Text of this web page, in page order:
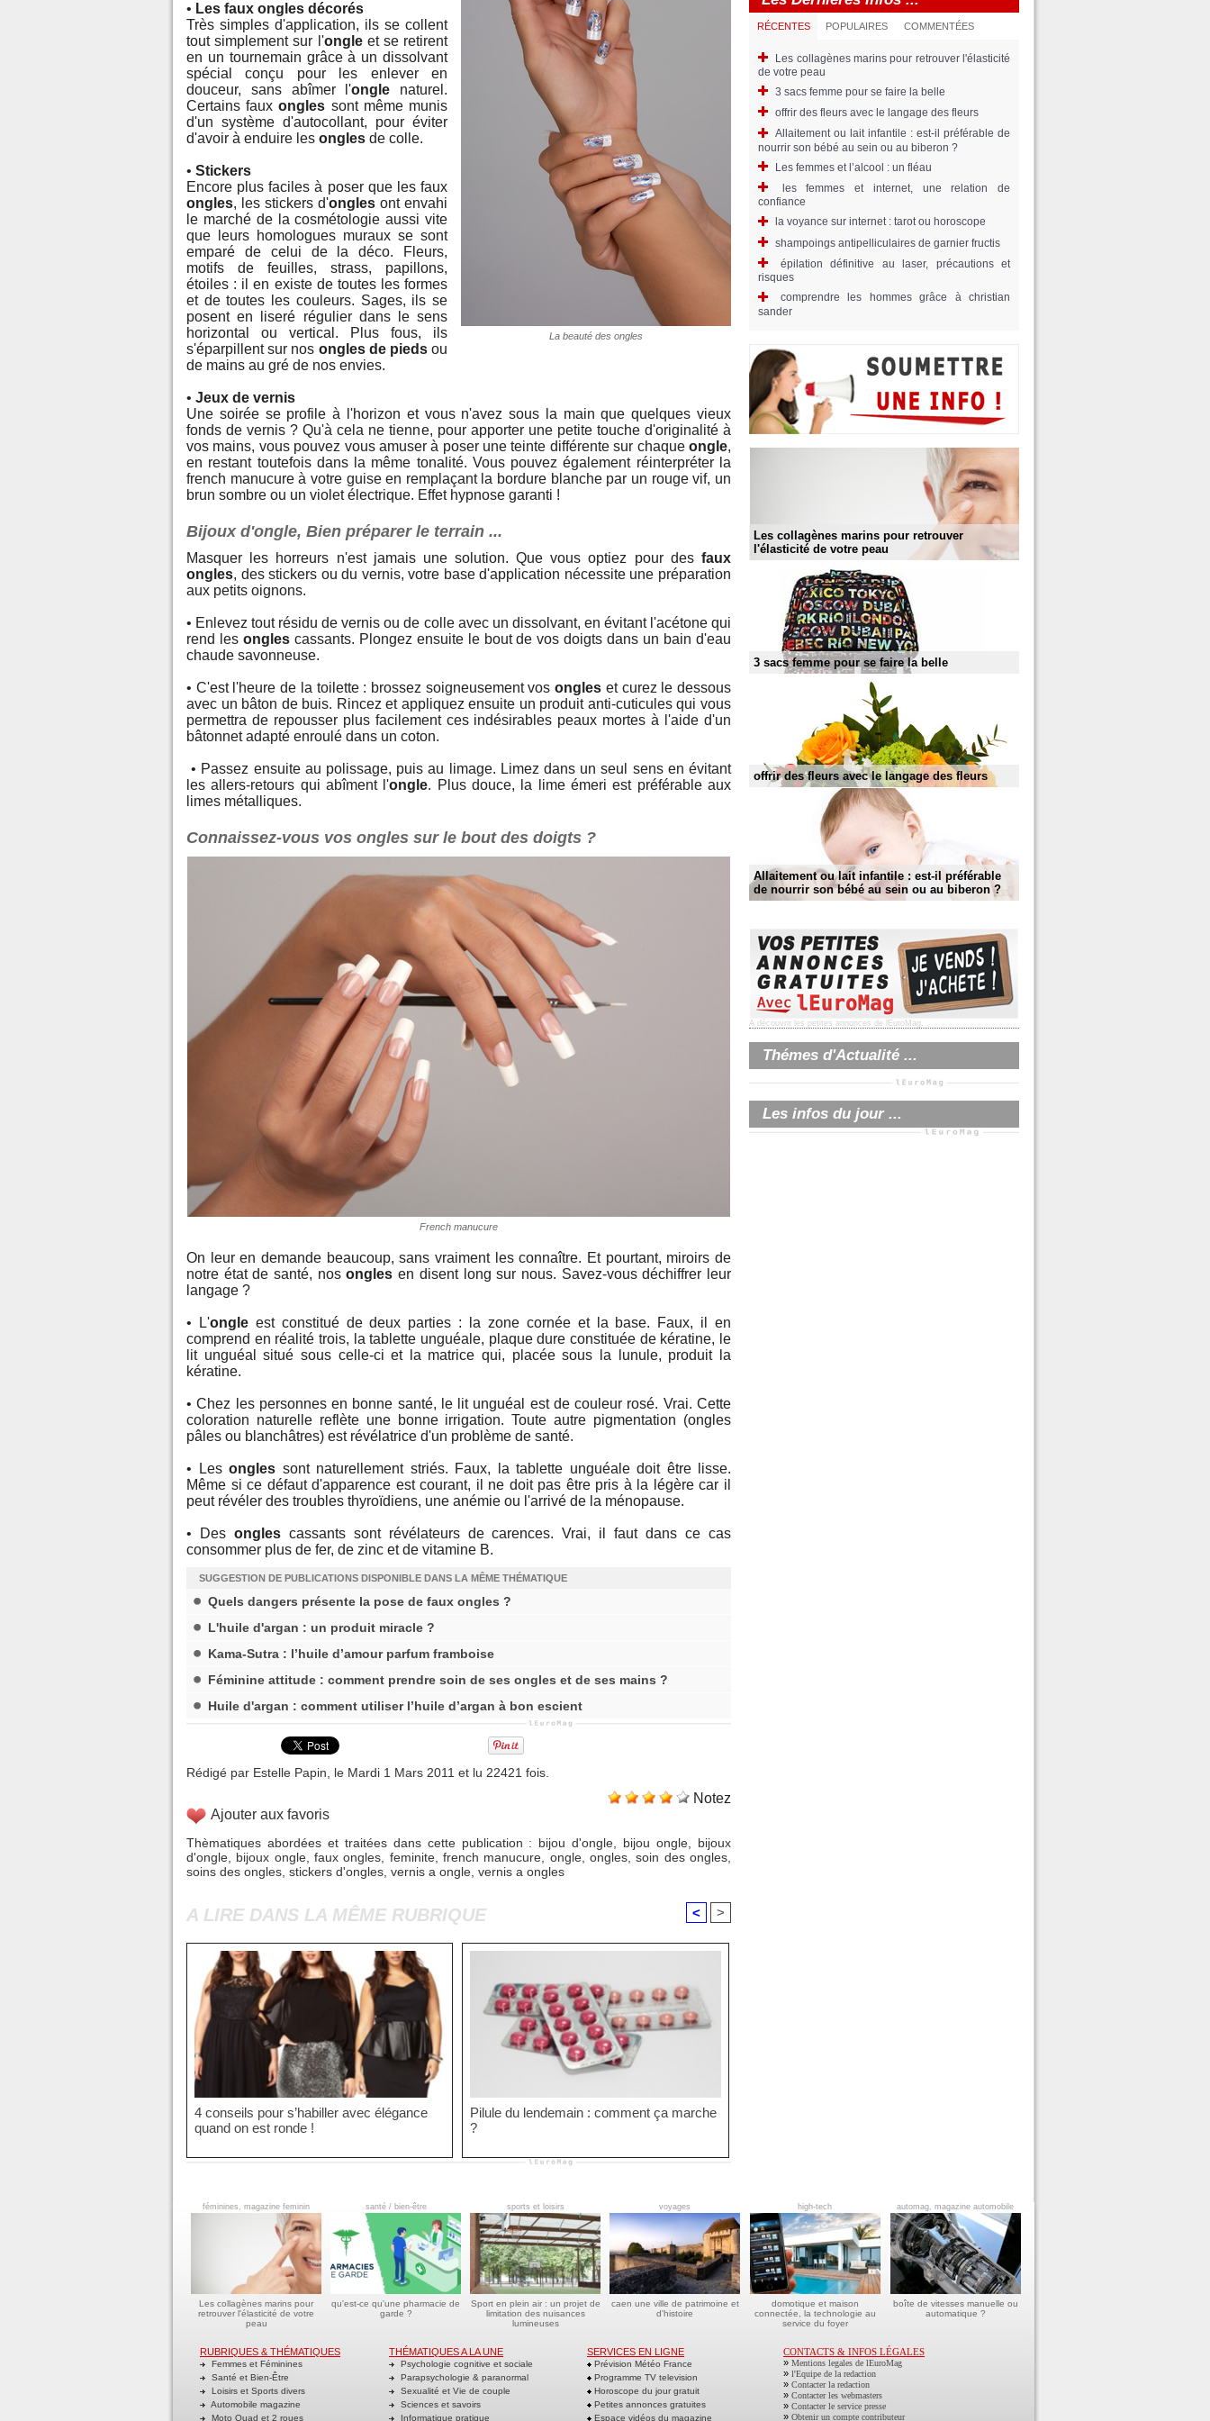
La beauté des ongles
• Les faux ongles décorés
Très simples d'application, ils se collent
tout simplement sur l'ongleet se retirent
en un tournemain grâce à un dissolvant
spécial conçu pour les enlever en
douceur, sans abîmer l'ongle naturel.
Certains fauxongles sont même munis
d'un système d'autocollant, pour éviter
d'avoir à enduire les ongles de colle.
• Stickers
Encore plus faciles à poser que les faux
ongles, les stickers d'ongles ont envahi
le marché de la cosmétologie aussi vite
que leurs homologues muraux se sont
emparé de celui de la déco. Fleurs,
motifs de feuilles, strass, papillons,
étoiles : il en existe de toutes les formes
et de toutes les couleurs. Sages, ils se
posent en liseré régulier dans le sens
horizontal ou vertical. Plus fous, ils
s'éparpillent sur nos ongles de piedsou
de mains au gré de nos envies.
• Jeux de vernis
Une soirée se profile à l'horizon et vous n'avez sous la main que quelques vieux
fonds de vernis ? Qu'à cela ne tienne, pour apporter une petite touche d'originalité à
vos mains, vous pouvez vous amuser à poser une teinte différente sur chaque ongle,
en restant toutefois dans la même tonalité. Vous pouvez également réinterpréter la
french manucure à votre guise en remplaçant la bordure blanche par un rouge vif, un
brun sombre ou un violet électrique. Effet hypnose garanti !
Bijoux d'ongle, Bien préparer le terrain ...
Masquer les horreurs n'est jamais une solution. Que vous optiez pour des faux
ongles, des stickers ou du vernis, votre base d'application nécessite une préparation
aux petits oignons.
• Enlevez tout résidu de vernis ou de colle avec un dissolvant, en évitant l'acétone qui
rend les onglescassants. Plongez ensuite le bout de vos doigts dans un bain d'eau
chaude savonneuse.
• C'est l'heure de la toilette : brossez soigneusement vosongles et curez le dessous
avec un bâton de buis. Rincez et appliquez ensuite un produit anti-cuticules qui vous
permettra de repousser plus facilement ces indésirables peaux mortes à l'aide d'un
bâtonnet adapté enroulé dans un coton.
• Passez ensuite au polissage, puis au limage. Limez dans un seul sens en évitant
les allers-retours qui abîment l'ongle. Plus douce, la lime émeri est préférable aux
limes métalliques.
Connaissez-vous vos ongles sur le bout des doigts ?
French manucure
On leur en demande beaucoup, sans vraiment les connaître. Et pourtant, miroirs de
notre état de santé, nosongles en disent long sur nous. Savez-vous déchiffrer leur
langage ?
• L'ongleest constitué de deux parties : la zone cornée et la base. Faux, il en
comprend en réalité trois, la tablette unguéale, plaque dure constituée de kératine, le
lit unguéal situé sous celle-ci et la matrice qui, placée sous la lunule, produit la
kératine.
• Chez les personnes en bonne santé, le lit unguéal est de couleur rosé. Vrai. Cette
coloration naturelle reflète une bonne irrigation. Toute autre pigmentation (ongles
pâles ou blanchâtres) est révélatrice d'un problème de santé.
• Les ongles sont naturellement striés. Faux, la tablette unguéale doit être lisse.
Même si ce défaut d'apparence est courant, il ne doit pas être pris à la légère car il
peut révéler des troubles thyroïdiens, une anémie ou l'arrivé de la ménopause.
• Des onglescassants sont révélateurs de carences. Vrai, il faut dans ce cas
consommer plus de fer, de zinc et de vitamine B.
SUGGESTION DE PUBLICATIONS DISPONIBLE DANS LA MÊME THÉMATIQUE
Quels dangers présente la pose de faux ongles ?
L'huile d'argan : un produit miracle ?
Kama-Sutra : l’huile d’amour parfum framboise
Féminine attitude : comment prendre soin de ses ongles et de ses mains ?
Huile d'argan : comment utiliser l’huile d’argan à bon escient
Rédigé par Estelle Papin, le Mardi 1 Mars 2011 et lu 22421 fois.
Notez
Ajouter aux favoris
Thèmatiques abordées et traitées dans cette publication : bijou d'ongle, bijou ongle, bijoux
d'ongle, bijoux ongle,faux ongles, feminite,french manucure, ongle,ongles,soin des ongles,
soins des ongles, stickers d'ongles, vernis a ongle, vernis a ongles
A LIRE DANS LA MÊME RUBRIQUE < >
4 conseils pour s’habiller avec élégance
quand on est ronde !
Pilule du lendemain : comment ça marche
?
RÉCENTES POPULAIRES COMMENTÉES
Les collagènes marins pour retrouver l'élasticité
de votre peau
3 sacs femme pour se faire la belle
offrir des fleurs avec le langage des fleurs
Allaitement ou lait infantile : est-il préférable de
nourrir son bébé au sein ou au biberon ?
Les femmes et l’alcool : un fléau
les femmes et internet, une relation de
confiance
la voyance sur internet : tarot ou horoscope
shampoings antipelliculaires de garnier fructis
épilation définitive au laser, précautions et
risques
comprendre les hommes grâce à christian
sander
Les collagènes marins pour retrouver
l'élasticité de votre peau
3 sacs femme pour se faire la belle
offrir des fleurs avec le langage des fleurs
Allaitement ou lait infantile : est-il préférable
de nourrir son bébé au sein ou au biberon ?
A découvrir les petites annonces de lEuroMag.
Thémes d'Actualité ...
Les infos du jour ...
féminines, magazine feminin
Les collagènes marins pour
retrouver l'élasticité de votre
peau
santé / bien-être
qu'est-ce qu'une pharmacie de
garde ?
sports et loisirs
Sport en plein air : un projet de
limitation des nuisances
lumineuses
voyages
caen une ville de patrimoine et
d'histoire
high-tech
domotique et maison
connectée, la technologie au
service du foyer
automag, magazine automobile
boîte de vitesses manuelle ou
automatique ?
RUBRIQUES & THÉMATIQUES
Femmes et Féminines
Santé et Bien-Être
Loisirs et Sports divers
Automobile magazine
Moto Quad et 2 roues
THÉMATIQUES A LA UNE
Psychologie cognitive et sociale
Parapsychologie & paranormal
Sexualité et Vie de couple
Sciences et savoirs
Informatique pratique
SERVICES EN LIGNE
Prévision Météo France
Programme TV television
Horoscope du jour gratuit
Petites annonces gratuites
Espace vidéos du magazine
CONTACTS & INFOS LÉGALES
» Mentions legales de lEuroMag
» l'Equipe de la redaction
» Contacter la redaction
» Contacter les webmasters
» Contacter le service presse
» Obtenir un compte contributeur